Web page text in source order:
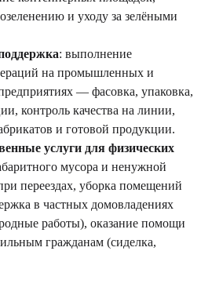
и уходу за зелёными
: выполнение
на промышленных и
— фасовка, упаковка,
контроль качества на линии,
и готовой продукции.
услуги для физических
мусора и ненужной
переездах, уборка помещений
в частных домовладениях
работы), оказание помощи
гражданам (сиделка,